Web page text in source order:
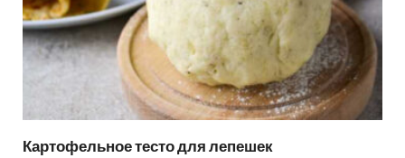
Картофельное тесто для лепешек